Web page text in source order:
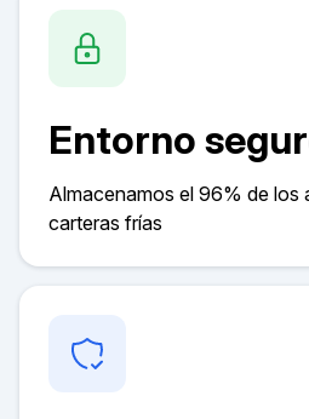
Entorno
Almacenamos el 96% de los
carteras frías